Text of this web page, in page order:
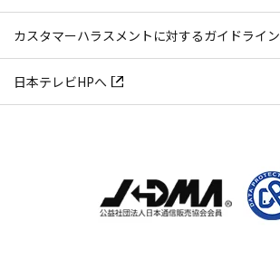
カスタマーハラスメントに対するガイドライン
日本テレビHPへ